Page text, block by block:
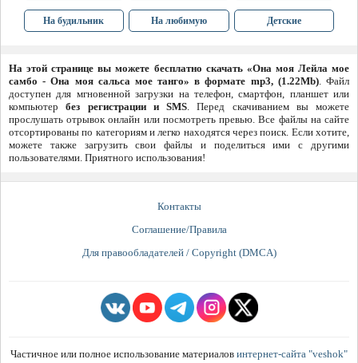
На будильник На любимую Детские
На этой странице вы можете бесплатно скачать «Она моя Лейла мое
самбо - Она моя сальса мое танго» в формате mp3, (1.22Mb). Файл
доступен для мгновенной загрузки на телефон, смартфон, планшет или
компьютербез регистрации и SMS. Перед скачиванием вы можете
прослушать отрывок онлайн или посмотреть превью. Все файлы на сайте
отсортированы по категориям и легко находятся через поиск. Если хотите,
можете также загрузить свои файлы и поделиться ими с другими
пользователями. Приятного использования!
Контакты
Соглашение/Правила
Для правообладателей / Copyright (DMCA)
Частичное или полное использование материалов интернет-сайта "veshok"